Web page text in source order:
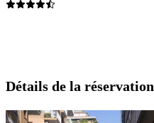
Détails de la réservation